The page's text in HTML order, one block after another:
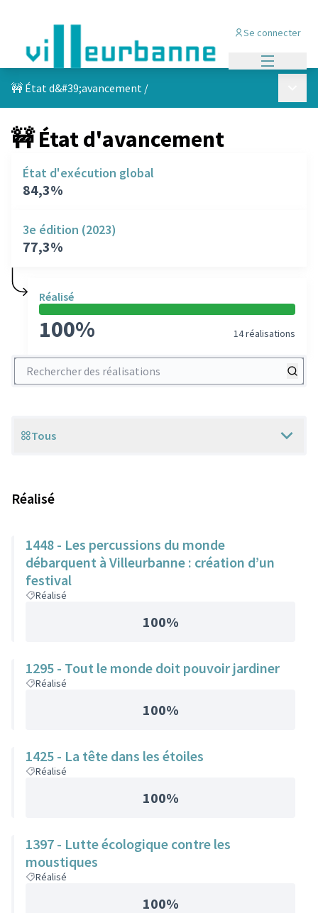
Se connecter
🚧 État d&#39;avancement /
🚧 État d'avancement
État d'exécution global
84,3%
3e édition (2023)
77,3%
Réalisé
100% 14 réalisations
Rechercher des réalisations
Scope
Tous
Réalisé
1448 - Les percussions du monde
débarquent à Villeurbanne : création d’un
festival
Réalisé
100%
1295 - Tout le monde doit pouvoir jardiner
Réalisé
100%
1425 - La tête dans les étoiles
Réalisé
100%
1397 - Lutte écologique contre les
moustiques
Réalisé
100%